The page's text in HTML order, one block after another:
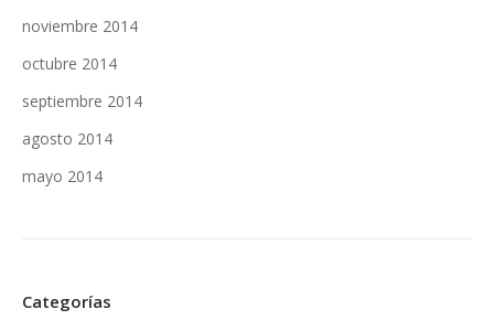
noviembre 2014
octubre 2014
septiembre 2014
agosto 2014
mayo 2014
Categorías